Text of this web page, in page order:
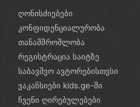
ღონისძიებები
კონფიდენციალურობა
თანამშრომლობა
რეგისტრაცია საიტზე
საბავშვო ავტორებისთვსი
ვაკანსიები kids.ge-ში
ჩვენი ღირებულებები